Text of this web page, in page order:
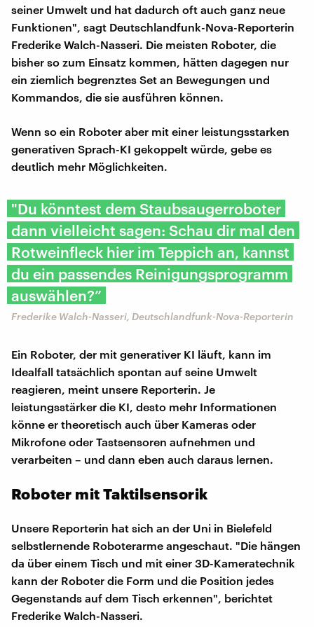
seiner Umwelt und hat dadurch oft auch ganz neue
Funktionen", sagt Deutschlandfunk-Nova-Reporterin
Frederike Walch-Nasseri. Die meisten Roboter, die
bisher so zum Einsatz kommen, hätten dagegen nur
ein ziemlich begrenztes Set an Bewegungen und
Kommandos, die sie ausführen können.
Wenn so ein Roboter aber mit einer leistungsstarken
generativen Sprach-KI gekoppelt würde, gebe es
deutlich mehr Möglichkeiten.
"Du könntest dem Staubsaugerroboter
dann vielleicht sagen: Schau dir mal den
Rotweinfleck hier im Teppich an, kannst
du ein passendes Reinigungsprogramm
auswählen?”
Frederike Walch-Nasseri, Deutschlandfunk-Nova-Reporterin
Ein Roboter, der mit generativer KI läuft, kann im
Idealfall tatsächlich spontan auf seine Umwelt
reagieren, meint unsere Reporterin. Je
leistungsstärker die KI, desto mehr Informationen
könne er theoretisch auch über Kameras oder
Mikrofone oder Tastsensoren aufnehmen und
verarbeiten – und dann eben auch daraus lernen.
Roboter mit Taktilsensorik
Unsere Reporterin hat sich an der Uni in Bielefeld
selbstlernende Roboterarme angeschaut. "Die hängen
da über einem Tisch und mit einer 3D-Kameratechnik
kann der Roboter die Form und die Position jedes
Gegenstands auf dem Tisch erkennen", berichtet
Frederike Walch-Nasseri.